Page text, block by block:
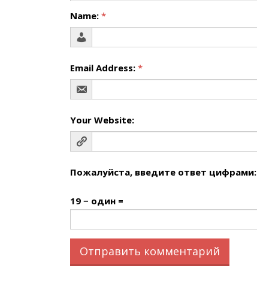
Name: *
Email Address: *
Your Website:
Пожалуйста, введите ответ цифрами:
19 − один =